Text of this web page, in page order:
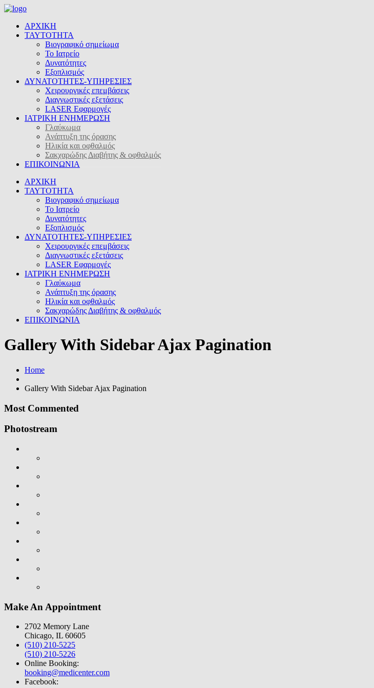
ΑΡΧΙΚΗ
ΤΑΥΤΟΤΗΤΑ
Βιογραφικό σημείωμα
Το Ιατρείο
Δυνατότητες
Εξοπλισμός
ΔΥΝΑΤΟΤΗΤΕΣ-ΥΠΗΡΕΣΙΕΣ
Χειρουργικές επεμβάσεις
Διαγνωστικές εξετάσεις
LASER Εφαρμογές
ΙΑΤΡΙΚΗ ΕΝΗΜΕΡΩΣΗ
Γλαύκωμα
Ανάπτυξη της όρασης
Ηλικία και οφθαλμός
Σακχαρώδης Διαβήτης & οφθαλμός
ΕΠΙΚΟΙΝΩΝΙΑ
ΑΡΧΙΚΗ
ΤΑΥΤΟΤΗΤΑ
Βιογραφικό σημείωμα
Το Ιατρείο
Δυνατότητες
Εξοπλισμός
ΔΥΝΑΤΟΤΗΤΕΣ-ΥΠΗΡΕΣΙΕΣ
Χειρουργικές επεμβάσεις
Διαγνωστικές εξετάσεις
LASER Εφαρμογές
ΙΑΤΡΙΚΗ ΕΝΗΜΕΡΩΣΗ
Γλαύκωμα
Ανάπτυξη της όρασης
Ηλικία και οφθαλμός
Σακχαρώδης Διαβήτης & οφθαλμός
ΕΠΙΚΟΙΝΩΝΙΑ
Gallery With Sidebar Ajax Pagination
Home
Gallery With Sidebar Ajax Pagination
Most Commented
Photostream
Make An Appointment
2702 Memory Lane
Chicago, IL 60605
(510) 210-5225
(510) 210-5226
Online Booking:
booking@medicenter.com
Facebook: